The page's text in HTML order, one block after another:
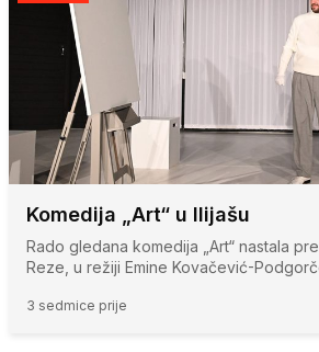
Komedija „Art“ u Ilijašu
Rado gledana komedija „Art“ nastala
Reze, u režiji Emine Kovačević-
3 sedmice prije